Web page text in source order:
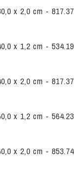
x 2,0 cm -
x 1,2 cm -
x 2,0 cm -
x 1,2 cm -
x 2,0 cm -